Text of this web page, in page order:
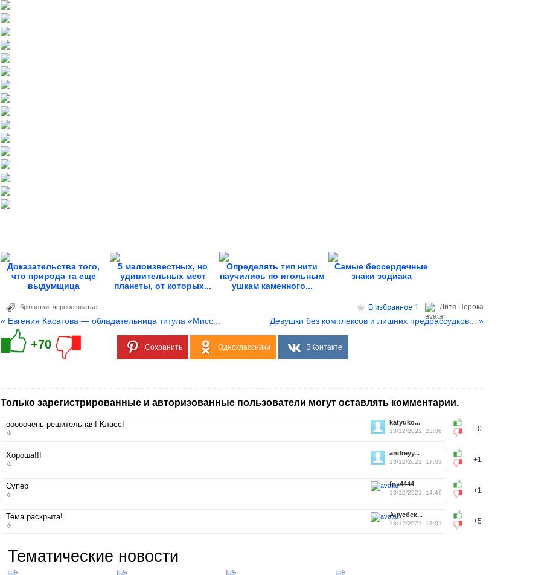
Доказательства того,
что природа та еще
выдумщица
5 малоизвестных, но
удивительных мест
планеты, от которых...
Определять тип нити
научились по игольным
ушкам каменного...
Самые бессердечные
знаки зодиака
Дитя Пoрока
1
брюнетки черное платье
« Евгения Касатова — обладательница титула «Мисс... Девушки без комплексов и лишних предрассудков... »
+70 Сохранить Одноклассники ВКонтакте
Только зарегистрированные и авторизованные пользователи могут оставлять комментарии.
0
katyuko...
13/12/2021, 23:06
ооооочень решительная! Класс!
+1
andreyy...
13/12/2021, 17:03
Хороша!!!
+1
fps4444
13/12/2021, 14:49
Супер
+5
Анусбек...
13/12/2021, 13:01
Тема раскрыта!
Тематические новости